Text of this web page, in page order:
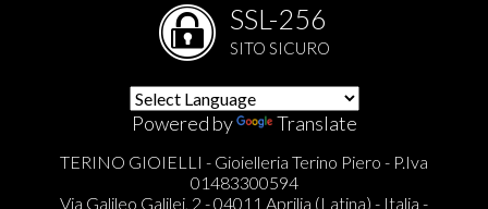
SSL-256
SITO SICURO
Powered by Translate
TERINO GIOIELLI - Gioielleria Terino Piero - P.Iva
01483300594
Via Galileo Galilei, 2 - 04011 Aprilia (Latina) - Italia -